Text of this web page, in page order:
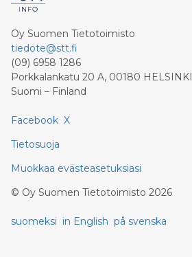
Oy Suomen Tietotoimisto
tiedote@stt.fi
(09) 6958 1286
Porkkalankatu 20 A, 00180 HELSINKI
Suomi – Finland
Facebook X
Tietosuoja
Muokkaa evästeasetuksiasi
© Oy Suomen Tietotoimisto 2026
suomeksi in English på svenska